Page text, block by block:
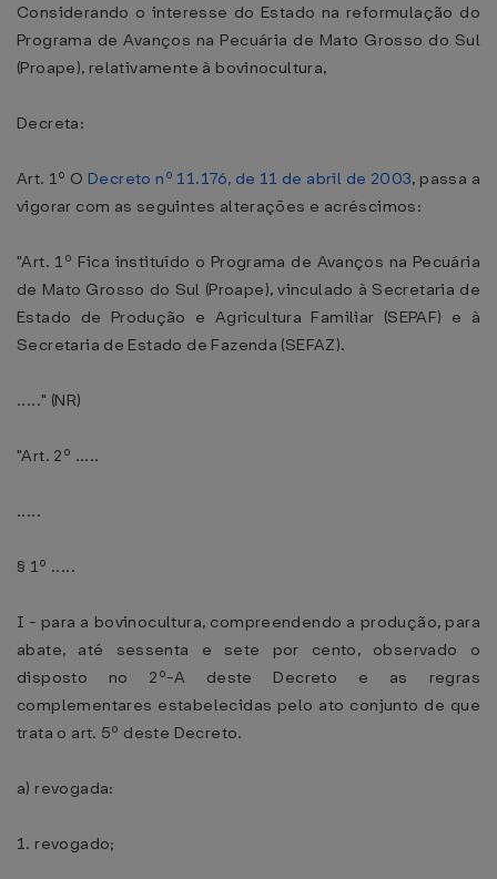
Considerando o interesse do Estado na reformulação do
Programa de Avanços na Pecuária de Mato Grosso do Sul
(Proape), relativamente à bovinocultura,
Decreta:
Art. 1º O Decreto nº 11.176, de 11 de abril de 2003, passa a
vigorar com as seguintes alterações e acréscimos:
"Art. 1º Fica instituído o Programa de Avanços na Pecuária
de Mato Grosso do Sul (Proape), vinculado à Secretaria de
Estado de Produção e Agricultura Familiar (SEPAF) e à
Secretaria de Estado de Fazenda (SEFAZ).
....." (NR)
"Art. 2º .....
.....
§ 1º .....
I - para a bovinocultura, compreendendo a produção, para
abate, até sessenta e sete por cento, observado o
disposto no 2º-A deste Decreto e as regras
complementares estabelecidas pelo ato conjunto de que
trata o art. 5º deste Decreto.
a) revogada:
1. revogado;